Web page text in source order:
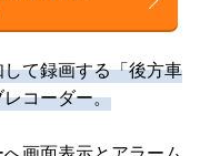
て録画する「後方車
コーダー。